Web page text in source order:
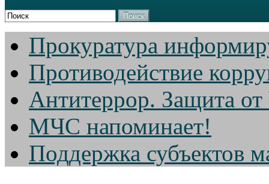
Поиск
Прокуратура
Противодействие
Антитеррор. Защита
МЧС напоминает!
Поддержка субъектов